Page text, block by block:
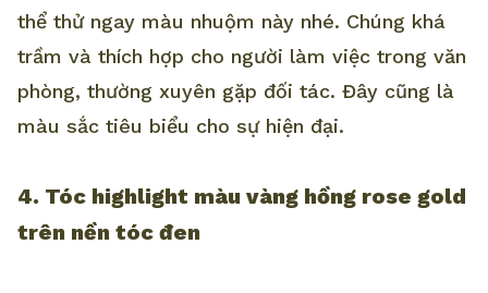
thể thử ngay màu nhuộm này nhé. Chúng khá
trầm và thích hợp cho người làm việc trong văn
phòng, thường xuyên gặp đối tác. Đây cũng là
màu sắc tiêu biểu cho sự hiện đại.
4. Tóc highlight màu vàng hồng rose gold
trên nền tóc đen